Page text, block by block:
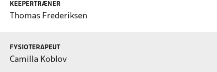
KEEPERTRÆNER
Thomas Frederiksen
FYSIOTERAPEUT
Camilla Koblov